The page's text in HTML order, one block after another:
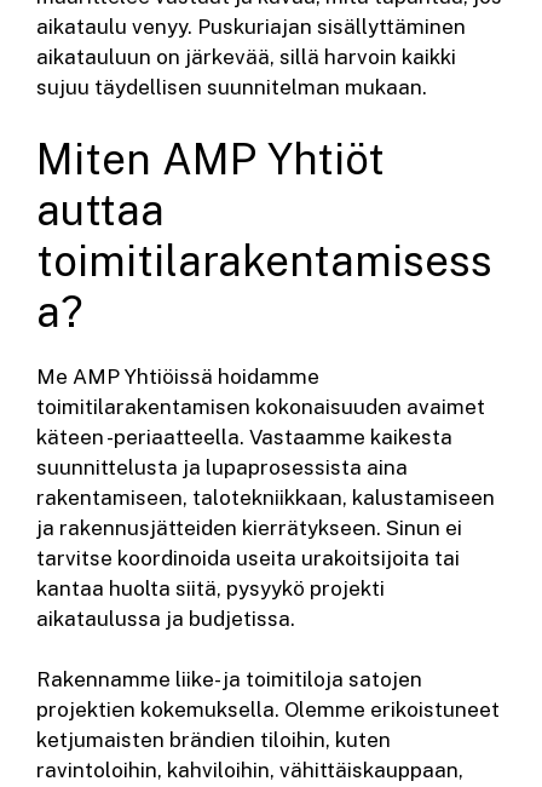
aikataulu venyy. Puskuriajan sisällyttäminen
aikatauluun on järkevää, sillä harvoin kaikki
sujuu täydellisen suunnitelman mukaan.
Miten AMP Yhtiöt
auttaa
toimitilarakentamisess
a?
Me AMP Yhtiöissä hoidamme
toimitilarakentamisen kokonaisuuden avaimet
käteen -periaatteella. Vastaamme kaikesta
suunnittelusta ja lupaprosessista aina
rakentamiseen, talotekniikkaan, kalustamiseen
ja rakennusjätteiden kierrätykseen. Sinun ei
tarvitse koordinoida useita urakoitsijoita tai
kantaa huolta siitä, pysyykö projekti
aikataulussa ja budjetissa.
Rakennamme liike- ja toimitiloja satojen
projektien kokemuksella. Olemme erikoistuneet
ketjumaisten brändien tiloihin, kuten
ravintoloihin, kahviloihin, vähittäiskauppaan,